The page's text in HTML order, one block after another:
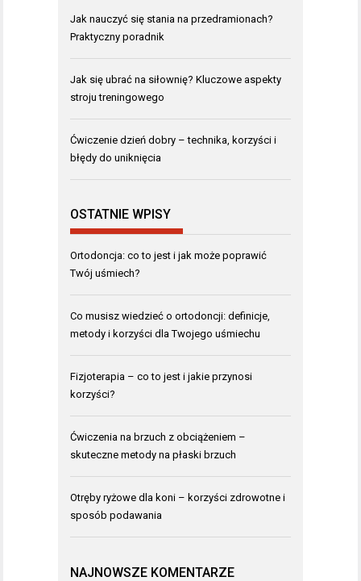
Jak nauczyć się stania na przedramionach?
Praktyczny poradnik
Jak się ubrać na siłownię? Kluczowe aspekty
stroju treningowego
Ćwiczenie dzień dobry – technika, korzyści i
błędy do uniknięcia
OSTATNIE WPISY
Ortodoncja: co to jest i jak może poprawić
Twój uśmiech?
Co musisz wiedzieć o ortodoncji: definicje,
metody i korzyści dla Twojego uśmiechu
Fizjoterapia – co to jest i jakie przynosi
korzyści?
Ćwiczenia na brzuch z obciążeniem –
skuteczne metody na płaski brzuch
Otręby ryżowe dla koni – korzyści zdrowotne i
sposób podawania
NAJNOWSZE KOMENTARZE